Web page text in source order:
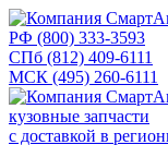
РФ (800) 333-3593
СПб (812) 409-6111
МСК (495) 260-6111
кузовные запчасти
с доставкой в